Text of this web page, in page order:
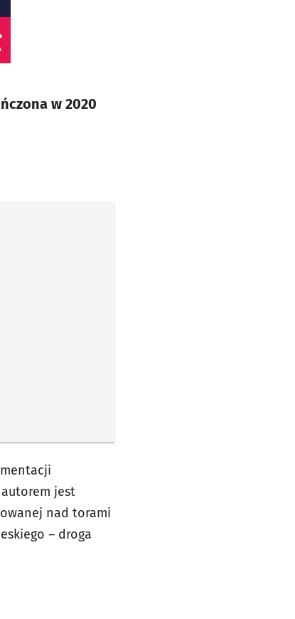
w 2020
autorem jest
nad torami
– droga